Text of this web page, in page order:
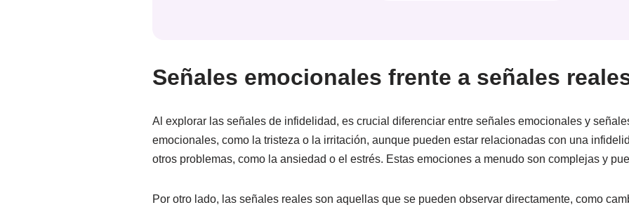
Señales emocionales frente a señales
Al explorar las señales de infidelidad, es crucial diferenciar entre señales emocionales y
emocionales, como la tristeza o la irritación, aunque pueden estar relacionadas con una
otros problemas, como la ansiedad o el estrés. Estas emociones a menudo son complejas y
Por otro lado, las señales reales son aquellas que se pueden observar directamente, como